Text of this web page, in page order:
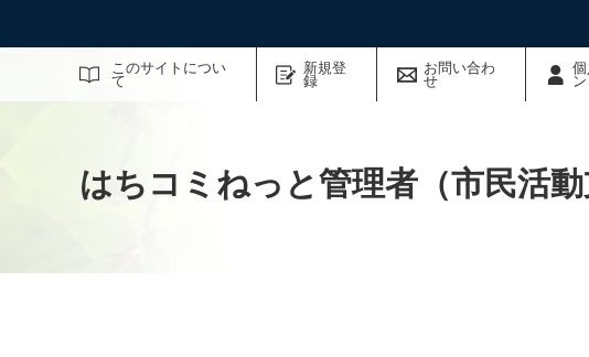
このサイトについ
て
新規登
録
お問い合わ
せ
ン
サイト内検索
はちコミねっと管理者（市民活動